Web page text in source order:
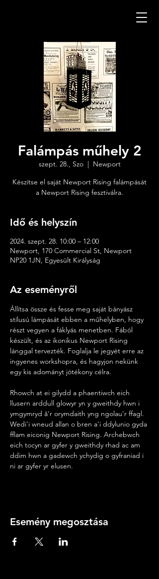
Falámpás műhely 2
szept. 28., Szo
  |
Newport
Készítse el saját Newport Rising falámpását
a Newport Rising fesztiválra.
Idő és helyszín
2024. szept. 28. 10:00 – 12:00
Newport, 170 Commercial St, Newport
NP20 1JN, Egyesült Királyság
Az eseményről
Állítsa össze és fesse meg saját bányász
stílusú lámpását ebben a műhelyben, hogy
részt vegyen a fáklyás menetben. Fából
készült, és az ikonikus Newport Rising
lánggal tervezték. Foglalja le jegyét erre az
ingyenes workshopra, és hagyjon nekünk
egy kis adományt jótékony célra.
Rhowch at ei gilydd a phaentiwch eich
llusern arddull glowyr yn y gweithdy hwn i
ymgymryd â'r orymdaith yng ngolau'r ffagl.
Wedi'i wneud allan o bren a'i ddylunio gyda
fflam eiconig Newport Rising. Archebwch
eich tocyn ar gyfer y gweithdy rhad ac am
ddim hwn a gadewch ychydig o gyfraniad i
ni ar gyfer yr elusen.
Esemény megosztása